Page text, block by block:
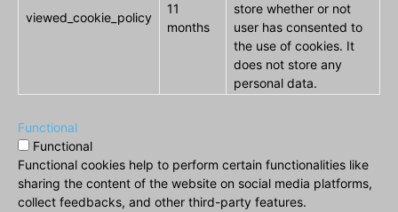
viewed_cookie_policy
11
months
store whether or not
user has consented to
the use of cookies. It
does not store any
personal data.
Functional
Functional
Functional cookies help to perform certain functionalities like
sharing the content of the website on social media platforms,
collect feedbacks, and other third-party features.